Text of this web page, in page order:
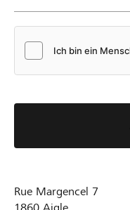
Rue Margencel 7